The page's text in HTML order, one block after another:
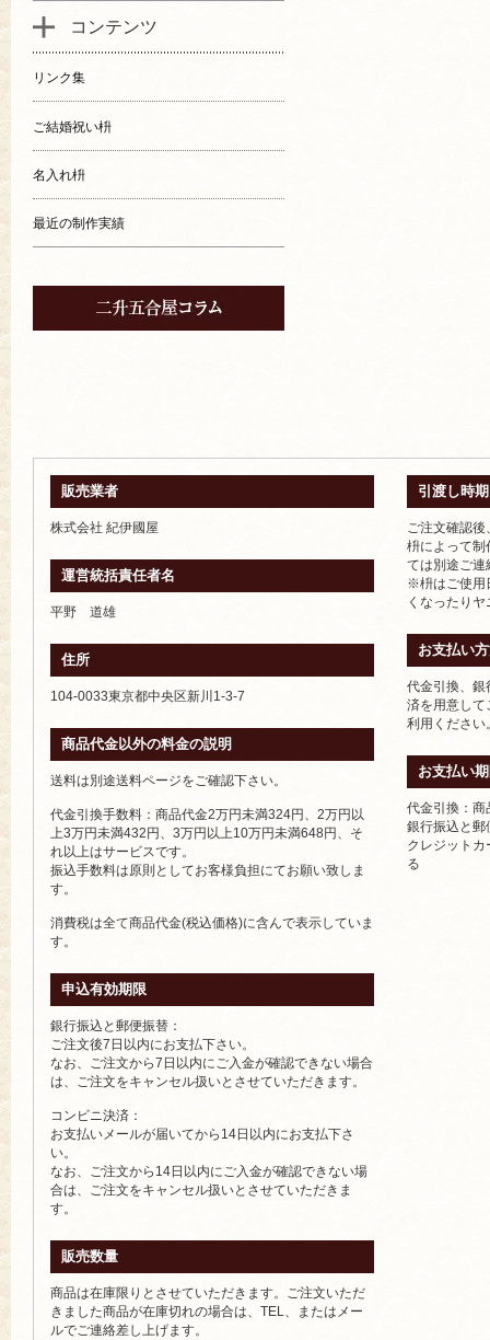
コンテンツ
リンク集
ご結婚祝い枡
名入れ枡
最近の制作実績
販売業者
株式会社 紀伊國屋
運営統括責任者名
平野 道雄
住所
104-0033東京都中央区新川1-3-7
商品代金以外の料金の説明
送料は別途送料ページをご確認下さい。
代金引換手数料：商品代金2万円未満324円、2万円以
上3万円未満432円、3万円以上10万円未満648円、そ
れ以上はサービスです。
振込手数料は原則としてお客様負担にてお願い致しま
す。
消費税は全て商品代金(税込価格)に含んで表示していま
す。
申込有効期限
銀行振込と郵便振替：
ご注文後7日以内にお支払下さい。
なお、ご注文から7日以内にご入金が確認できない場合
は、ご注文をキャンセル扱いとさせていただきます。
コンビニ決済：
お支払いメールが届いてから14日以内にお支払下さ
い。
なお、ご注文から14日以内にご入金が確認できない場
合は、ご注文をキャンセル扱いとさせていただきま
す。
販売数量
商品は在庫限りとさせていただきます。ご注文いただ
きました商品が在庫切れの場合は、TEL、またはメー
ルでご連絡差し上げます。
引渡し時期
ご注文確認
枡によって制
ては別途ご連
※枡はご使用
くなったり
お支払い
代金引換、銀
済を用意して
利用ください
お支払い
代金引換：商
銀行振込と郵
クレジット
る